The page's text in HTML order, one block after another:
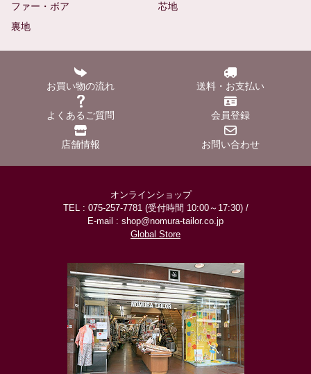
ファー・ボア
芯地
裏地
お買い物の流れ 送料・お支払い
よくあるご質問 会員登録
店舗情報 お問い合わせ
オンラインショップ
TEL : 075-257-7781 (受付時間 10:00～17:30) /
E-mail : shop@nomura-tailor.co.jp
Global Store